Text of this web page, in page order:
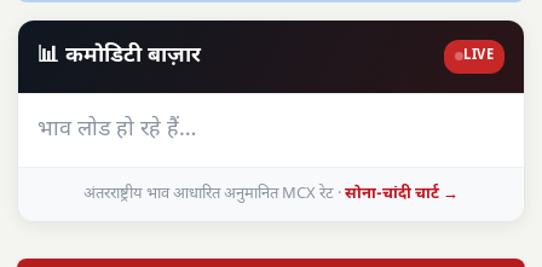
📊 कमोडिटी बाज़ार LIVE
भाव लोड हो रहे हैं…
अंतरराष्ट्रीय भाव आधारित अनुमानित MCX रेट ·सोना-चांदी चार्ट →